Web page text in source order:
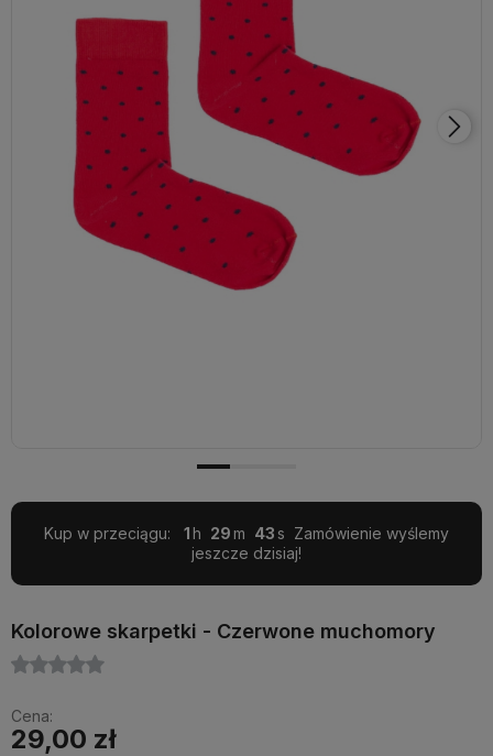
Kup w przeciągu: 1 29 43
Zamówienie wyślemy
jeszcze dzisiaj!
Kolorowe skarpetki - Czerwone muchomory
Cena:
29,00 zł